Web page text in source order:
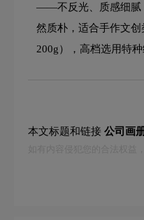
——不反光、质感细腻
然质朴，适合手作文
200g），高档选用特
本文标题和链接 公司画